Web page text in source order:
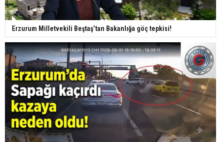
Erzurum Milletvekili Beştaş’tan Bakanlığa göç tepkisi!